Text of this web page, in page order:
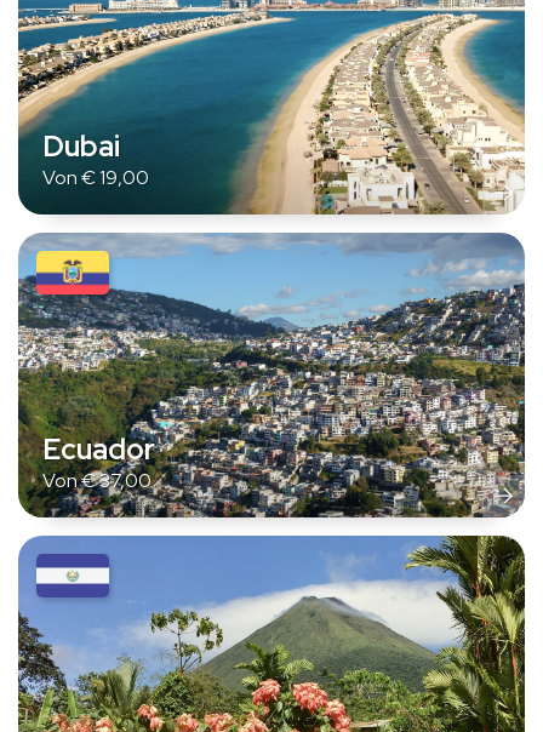
Dubai
Von€19,00
Ecuador
Von€37,00